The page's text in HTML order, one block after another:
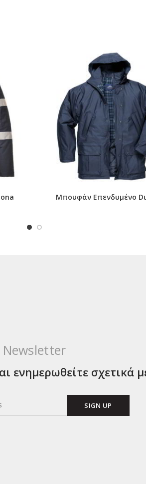
Μπουφάν Επενδυμένο
Newsletter
ενημερωθείτε σχετικά